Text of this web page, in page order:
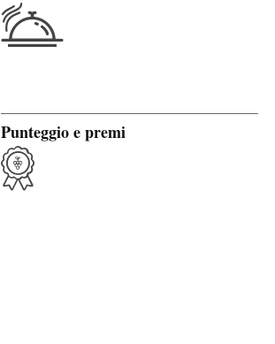
Punteggio e premi